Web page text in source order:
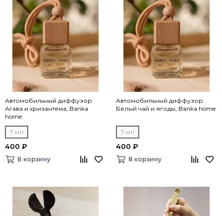
Автомобильный диффузор
Агава и хризантема, Banka
home
7 мл
400 ₽
В корзину
Автомобильный диффузор
Белый чай и ягоды, Banka home
7 мл
400 ₽
В корзину